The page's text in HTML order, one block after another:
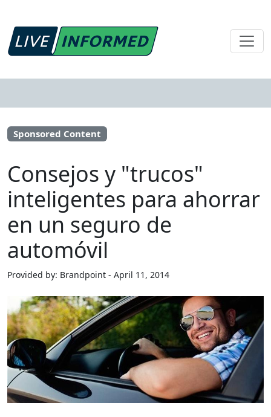
Sponsored Content
Consejos y "trucos"
inteligentes para ahorrar
en un seguro de
automóvil
Provided by: Brandpoint - April 11, 2014